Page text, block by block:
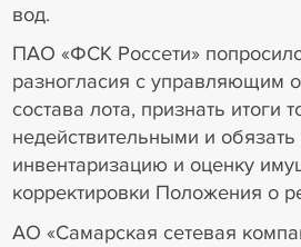
вод.
ПАО «ФСК Россети»
разногласия с управляющим
состава лота, признать итоги
недействительными и обязать
инвентаризацию и оценку
корректировки Положения о
АО «Самарская сетевая